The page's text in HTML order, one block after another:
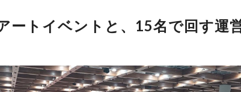
ートイベントと、15名で回す運